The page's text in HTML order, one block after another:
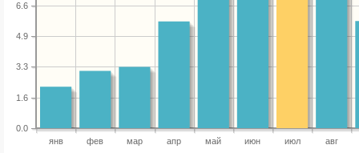
янв фев мар апр май июн июл авг
0.0
1.6
3.3
4.9
6.6